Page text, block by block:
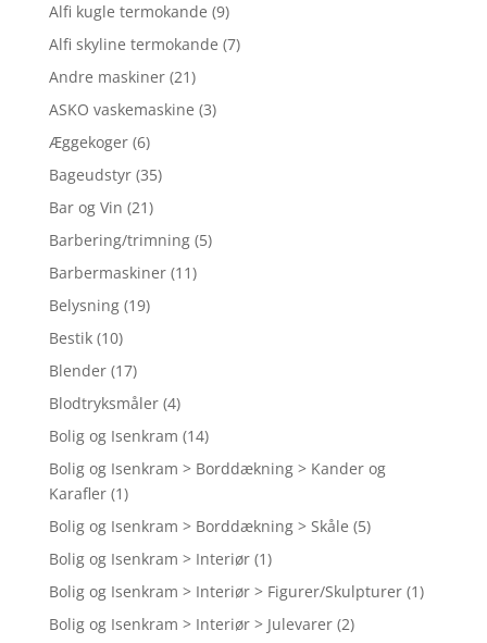
Alfi kugle termokande (9)
Alfi skyline termokande (7)
Andre maskiner (21)
ASKO vaskemaskine (3)
Æggekoger (6)
Bageudstyr (35)
Bar og Vin (21)
Barbering/trimning (5)
Barbermaskiner (11)
Belysning (19)
Bestik (10)
Blender (17)
Blodtryksmåler (4)
Bolig og Isenkram (14)
Bolig og Isenkram > Borddækning > Kander og
Karafler (1)
Bolig og Isenkram > Borddækning > Skåle (5)
Bolig og Isenkram > Interiør (1)
Bolig og Isenkram > Interiør > Figurer/Skulpturer (1)
Bolig og Isenkram > Interiør > Julevarer (2)